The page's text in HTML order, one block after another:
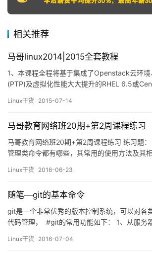
相关推荐
马哥linux2014|2015全套教程
1、本课程全程将基于集成了Openstack云环
(PTP)及虚拟化性能大大提升的RHEL 6.5或
实际讲解过程相当精细；另外，知识点讲授的
期将会是马哥教育数年…
Linux干货 2015-07-14
马哥教育网络班20期+第2周课程练习
马哥教育网络班20期+第2周课程练习 练习题
管理类命令都有哪些，其常用的使用方法及其
及其示例演示。3、请使用命令行展开功能来
Linux干货 2016-06-23
随笔—git的基本命令
git是一个非常优秀的版本控制系统，可以对各
代码管理， #git的常用功能如下： 1、从服务
开发目的，创建分支，修改代码。 3、在本机上
Linux干货 2016-07-04